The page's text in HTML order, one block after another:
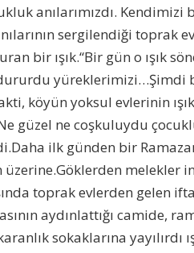
anılarımızdı. Kendimizi
sergilendiği toprak
bir ışık.“Bir gün o ışık
yüreklerimizi…Şimdi
köyün yoksul evlerinin
güzel ne coşkuluydu
ilk günden bir
melekler
toprak evlerden gelen
aydınlattığı camide,
sokaklarına yayılırdı